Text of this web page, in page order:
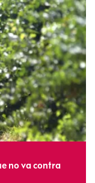
no va contra